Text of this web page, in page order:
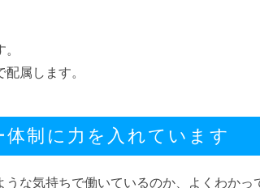
属します。
体制に力を入れています
な気持ちで働いているのか、よくわかっ